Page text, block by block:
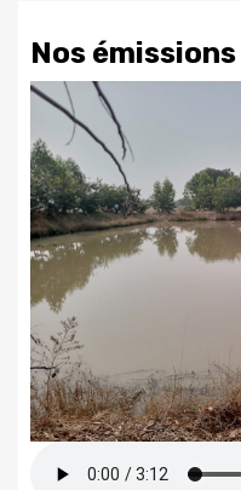
Nos émissions